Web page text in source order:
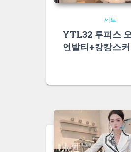
세트
YTL32 투피스
언발티+캉캉스